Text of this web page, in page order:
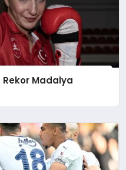
Rekor Madalya